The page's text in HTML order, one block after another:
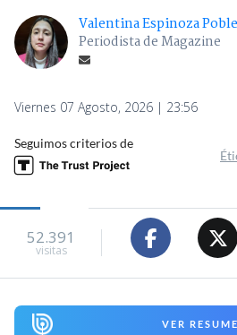
Valentina Espinoza
Periodista de Magazine
Viernes 07 Agosto, 2026 | 23:56
Seguimos criterios de
52.391
visitas
VER